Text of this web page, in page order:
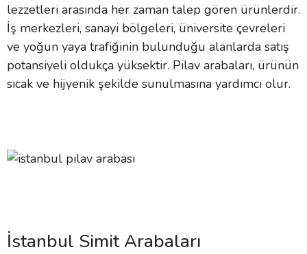
lezzetleri arasında her zaman talep gören ürünlerdir.
İş merkezleri, sanayi bölgeleri, üniversite çevreleri
ve yoğun yaya trafiğinin bulunduğu alanlarda satış
potansiyeli oldukça yüksektir. Pilav arabaları, ürünün
sıcak ve hijyenik şekilde sunulmasına yardımcı olur.
İstanbul Simit Arabaları